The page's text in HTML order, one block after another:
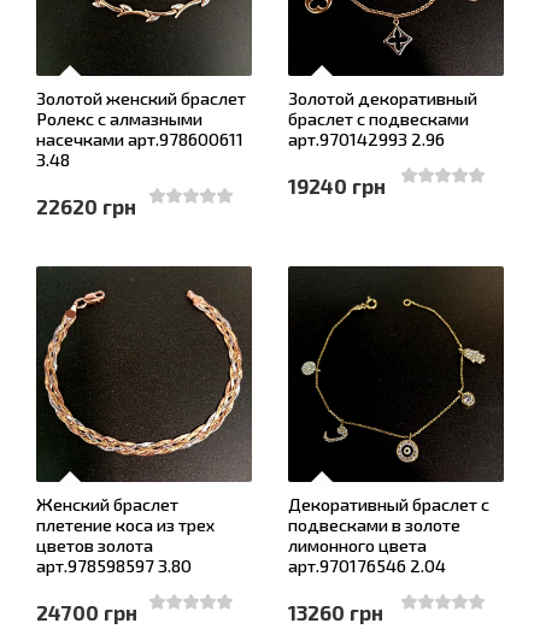
Золотой женский браслет
Ролекс с алмазными
насечками арт.978600611
3.48
22620 грн
Золотой декоративный
браслет с подвесками
арт.970142993 2.96
19240 грн
Женский браслет
плетение коса из трех
цветов золота
арт.978598597 3.80
24700 грн
Декоративный браслет с
подвесками в золоте
лимонного цвета
арт.970176546 2.04
13260 грн